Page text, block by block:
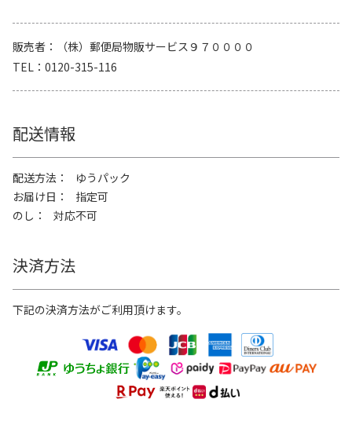
販売者
（株）郵便局物販サービス９７００００
TEL
0120-315-116
配送情報
配送方法
ゆうパック
お届け日
指定可
のし
対応不可
決済方法
下記の決済方法がご利用頂けます。